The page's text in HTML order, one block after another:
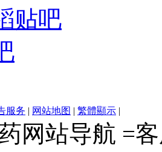
贴吧
服务 | 网站地图 | 繁體顯示 |
网站导航 =